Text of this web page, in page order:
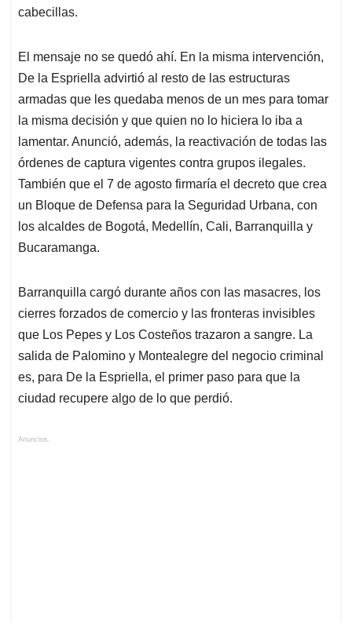
cabecillas.
El mensaje no se quedó ahí. En la misma intervención,
De la Espriella advirtió al resto de las estructuras
armadas que les quedaba menos de un mes para tomar
la misma decisión y que quien no lo hiciera lo iba a
lamentar. Anunció, además, la reactivación de todas las
órdenes de captura vigentes contra grupos ilegales.
También que el 7 de agosto firmaría el decreto que crea
un Bloque de Defensa para la Seguridad Urbana, con
los alcaldes de Bogotá, Medellín, Cali, Barranquilla y
Bucaramanga.
Barranquilla cargó durante años con las masacres, los
cierres forzados de comercio y las fronteras invisibles
que Los Pepes y Los Costeños trazaron a sangre. La
salida de Palomino y Montealegre del negocio criminal
es, para De la Espriella, el primer paso para que la
ciudad recupere algo de lo que perdió.
Anuncios.